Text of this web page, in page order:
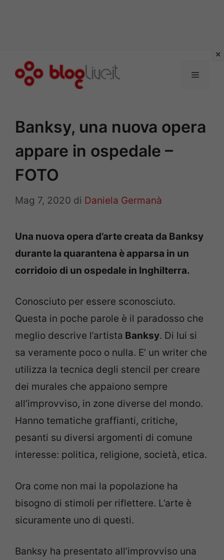
Menu
Banksy, una nuova opera
appare in ospedale –
FOTO
Mag 7, 2020 di Daniela Germanà
Una nuova opera d’arte creata da Banksy
durante la quarantena è apparsa in un
corridoio di un ospedale in Inghilterra.
Conosciuto per essere sconosciuto.
Questa in poche parole è il paradosso che
meglio descrive l’artista Banksy. Di lui si
sa veramente poco o nulla. E’ un writer che
utilizza la tecnica degli stencil per creare
dei murales che appaiono sempre
all’improvviso, in zone diverse del mondo.
Hanno tematiche graffianti, critiche,
pesanti su diversi argomenti di comune
interesse: politica, religione, società, etica.
Ora come non mai la popolazione ha
bisogno di stimoli per riflettere. L’arte è
sicuramente uno di questi.
Banksy ha presentato all’improvviso una